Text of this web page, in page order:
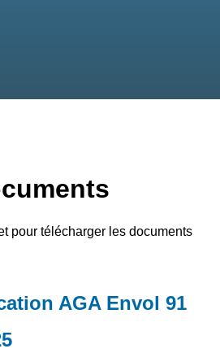
pour télécharger les documents
AGA Envol 91